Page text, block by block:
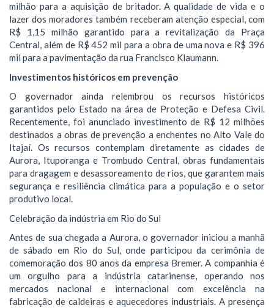
milhão para a aquisição de britador. A qualidade de vida e o
lazer dos moradores também receberam atenção especial, com
R$ 1,15 milhão garantido para a revitalização da Praça
Central, além de R$ 452 mil para a obra de uma nova e R$ 396
mil para a pavimentação da rua Francisco Klaumann.
​Investimentos históricos em prevenção
O governador ainda relembrou os recursos históricos
garantidos pelo Estado na área de Proteção e Defesa Civil.
Recentemente, foi anunciado investimento de R$ 12 milhões
destinados a obras de prevenção a enchentes no Alto Vale do
Itajaí. Os recursos contemplam diretamente as cidades de
Aurora, Ituporanga e Trombudo Central, obras fundamentais
para dragagem e desassoreamento de rios, que garantem mais
segurança e resiliência climática para a população e o setor
produtivo local.
​Celebração da indústria em Rio do Sul
​Antes de sua chegada a Aurora, o governador iniciou a manhã
de sábado em Rio do Sul, onde participou da cerimônia de
comemoração dos 80 anos da empresa Bremer. A companhia é
um orgulho para a indústria catarinense, operando nos
mercados nacional e internacional com excelência na
fabricação de caldeiras e aquecedores industriais. A presença